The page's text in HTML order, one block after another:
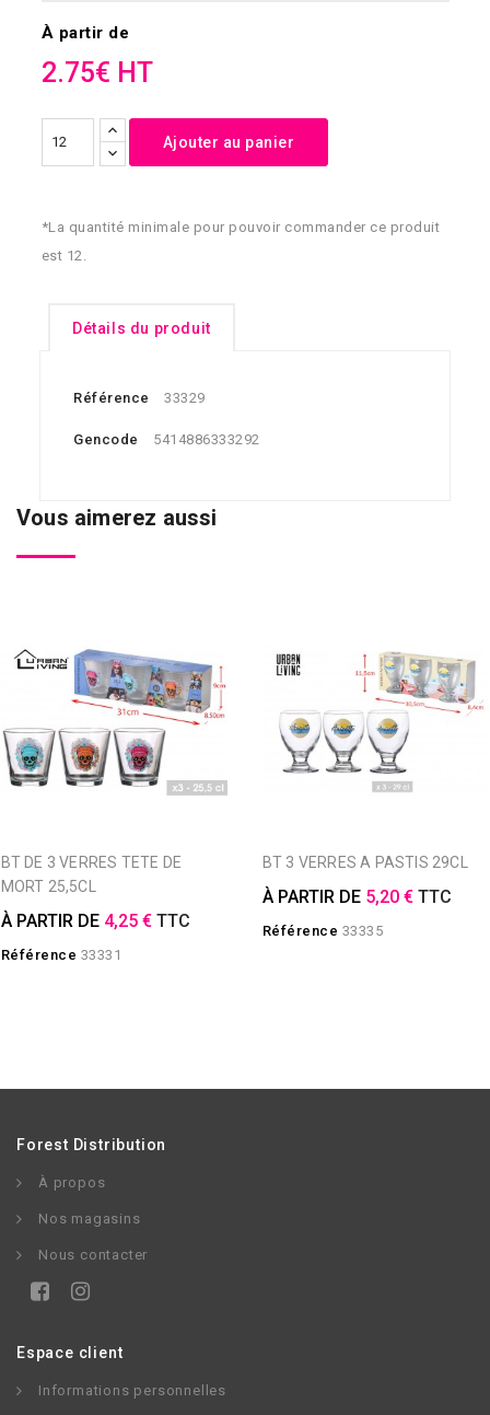
À partir de
2.75€ HT
Ajouter au panier
*La quantité minimale pour pouvoir commander ce produit
est 12.
Détails du produit
Référence 33329
Gencode 5414886333292
Vous aimerez aussi
BT DE 3 VERRES TETE DE
MORT 25,5CL
À PARTIR DE 4,25 € TTC
Référence 33331
BT 3 VERRES A PASTIS 29CL
À PARTIR DE 5,20 € TTC
Référence 33335
Forest Distribution
À propos
Nos magasins
Nous contacter
Espace client
Informations personnelles